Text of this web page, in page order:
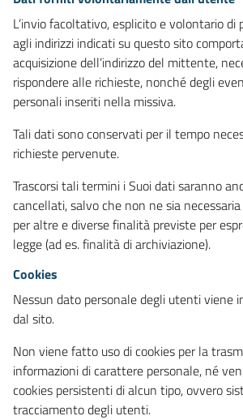
L’invio facoltativo, esplicito e volontario
agli indirizzi indicati su questo sito
acquisizione dell’indirizzo del mittente,
rispondere alle richieste, nonché degli
personali inseriti nella missiva.
Tali dati sono conservati per il tempo
richieste pervenute.
Trascorsi tali termini i Suoi dati saranno
cancellati, salvo che non ne sia
per altre e diverse finalità previste per
legge (ad es. finalità di archiviazione).
Cookies
Nessun dato personale degli utenti viene
dal sito.
Non viene fatto uso di cookies per la
informazioni di carattere personale, né
cookies persistenti di alcun tipo, ovvero
tracciamento degli utenti.